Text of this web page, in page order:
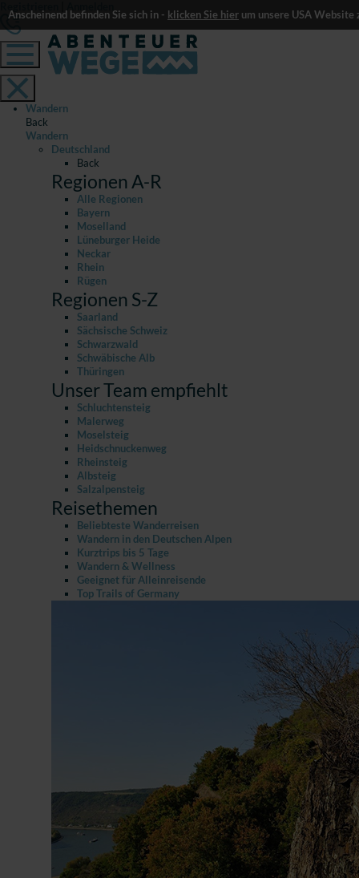
Anscheinend befinden Sie sich in - klicken Sie hier um unsere USA Website
Wandern
Back
Wandern
Deutschland
Back
Regionen A-R
Alle Regionen
Bayern
Moselland
Lüneburger Heide
Neckar
Rhein
Rügen
Regionen S-Z
Saarland
Sächsische Schweiz
Schwarzwald
Schwäbische Alb
Thüringen
Unser Team empfiehlt
Schluchtensteig
Malerweg
Moselsteig
Heidschnuckenweg
Rheinsteig
Albsteig
Salzalpensteig
Reisethemen
Beliebteste Wanderreisen
Wandern in den Deutschen Alpen
Kurztrips bis 5 Tage
Wandern & Wellness
Geeignet für Alleinreisende
Top Trails of Germany